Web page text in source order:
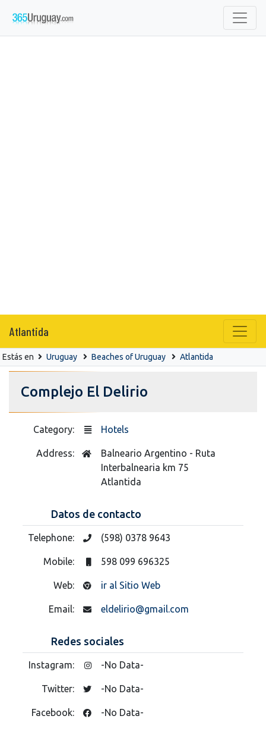
Atlantida
Estás en Uruguay Beaches of Uruguay Atlantida
Complejo El Delirio
Category: Hotels
Address:
Balneario Argentino - Ruta
Interbalnearia km 75
Atlantida
Datos de contacto
Telephone: (598) 0378 9643
Mobile: 598 099 696325
Web: ir al Sitio Web
Email: eldelirio@gmail.com
Redes sociales
Instagram: -No Data-
Twitter: -No Data-
Facebook: -No Data-